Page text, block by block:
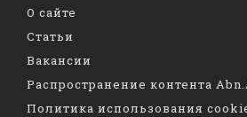
О сайте
Статьи
Вакансии
Распространение контента
Политика использования